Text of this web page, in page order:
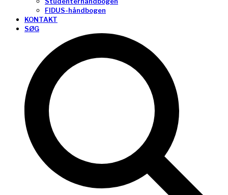
FIDUS-håndbogen
KONTAKT
SØG